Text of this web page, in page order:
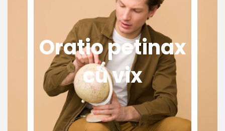
Oratio petinax
cu vix